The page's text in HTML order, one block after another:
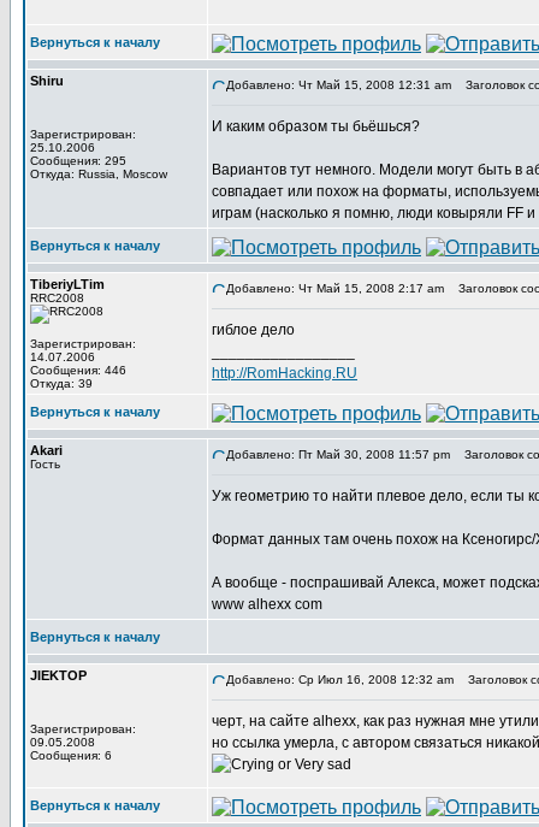
Вернуться к началу
Shiru
Зарегистрирован:
25.10.2006
Сообщения: 295
Откуда: Russia, Moscow
Добавлено: Чт Май 15, 2008 12:31 am Заголовок
И каким образом ты бьёшься?
Вариантов тут немного. Модели могут быть в
совпадает или похож на форматы,
играм (насколько я помню, люди ковыряли FF
Вернуться к началу
TiberiyLTim
RRC2008
Зарегистрирован:
14.07.2006
Сообщения: 446
Откуда: 39
Добавлено: Чт Май 15, 2008 2:17 am Заголовок
гиблое дело
http://RomHacking.RU
Вернуться к началу
Akari
Гость
Добавлено: Пт Май 30, 2008 11:57 pm Заголовок
Уж геометрию то найти плевое дело, если ты
Формат данных там очень похож на
А вообще - поспрашивай Алекса, может
www alhexx com
Вернуться к началу
JIEKTOP
Зарегистрирован:
09.05.2008
Сообщения: 6
Добавлено: Ср Июл 16, 2008 12:32 am Заголовок
черт, на сайте alhexx, как раз нужная мне
но ссылка умерла, с автором связаться
Вернуться к началу